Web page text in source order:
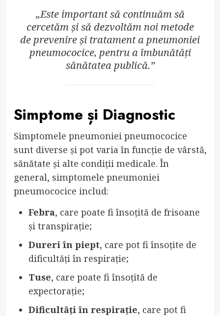
„Este important să continuăm să
cercetăm și să dezvoltăm noi metode
de prevenire și tratament a pneumoniei
pneumococice, pentru a îmbunătăți
sănătatea publică.”
Simptome și Diagnostic
Simptomele pneumoniei pneumococice
sunt diverse și pot varia în funcție de vârstă,
sănătate și alte condiții medicale. În
general, simptomele pneumoniei
pneumococice includ:
Febra, care poate fi însoțită de frisoane
și transpirație;
Dureri în piept, care pot fi însoțite de
dificultăți în respirație;
Tuse, care poate fi însoțită de
expectorație;
Dificultăți în respirație, care pot fi